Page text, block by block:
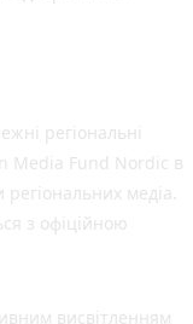
регіональні
Media Fund Nordic в
медіа.
з офіційною
висвітленням